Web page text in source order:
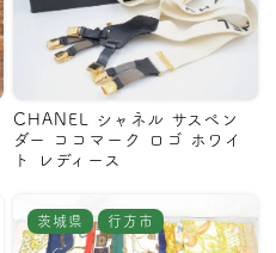
CHANEL シャネル サスペン
ダー ココマーク ロゴ ホワイ
ト レディース
茨城県 行方市